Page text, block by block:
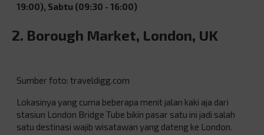
19:00), Sabtu (09:30 - 16:00)
2. Borough Market, London, UK
Sumber foto: traveldigg.com
Lokasinya yang cuma beberapa menit jalan kaki aja dari
stasiun London Bridge Tube bikin pasar satu ini jadi salah
satu destinasi wajib wisatawan yang dateng ke London.